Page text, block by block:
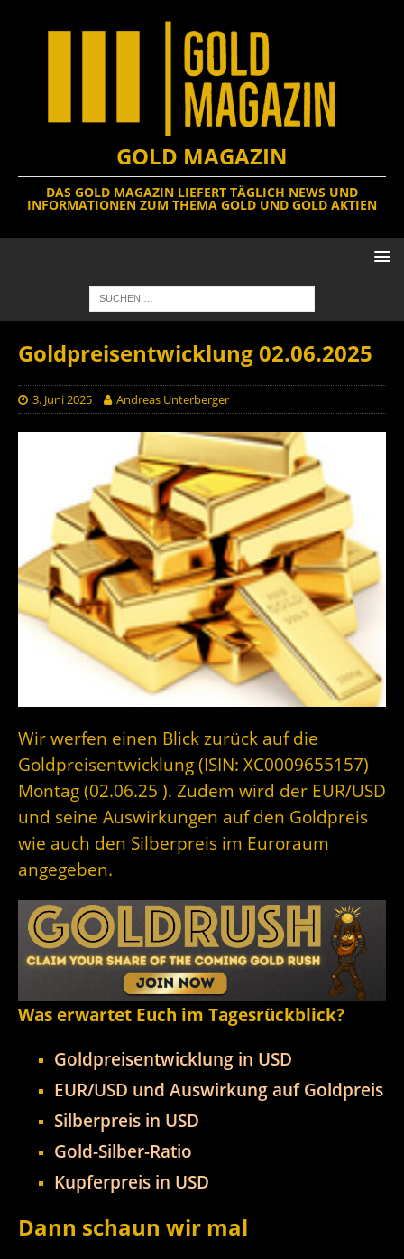
GOLD MAGAZIN
DAS GOLD MAGAZIN LIEFERT TÄGLICH NEWS UND
INFORMATIONEN ZUM THEMA GOLD UND GOLD AKTIEN
Goldpreisentwicklung 02.06.2025
3. Juni 2025 Andreas Unterberger
Wir werfen einen Blick zurück auf die
Goldpreisentwicklung (ISIN: XC0009655157)
Montag (02.06.25 ). Zudem wird der EUR/USD
und seine Auswirkungen auf den Goldpreis
wie auch den Silberpreis im Euroraum
angegeben.
Was erwartet Euch im Tagesrückblick?
Goldpreisentwicklung in USD
EUR/USD und Auswirkung auf Goldpreis
Silberpreis in USD
Gold-Silber-Ratio
Kupferpreis in USD
Dann schaun wir mal